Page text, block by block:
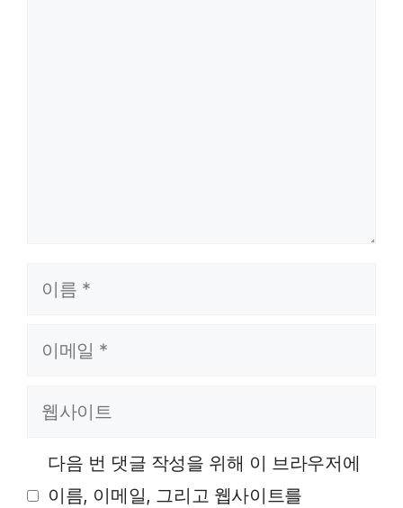
이름
이메일
웹사이트
다음 번 댓글 작성을 위해 이 브라우저에
이름, 이메일, 그리고 웹사이트를